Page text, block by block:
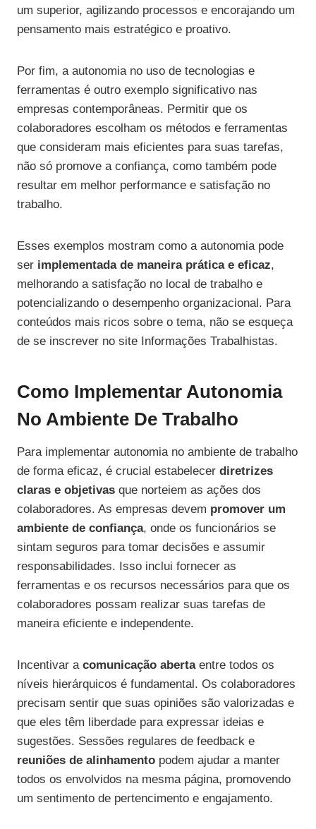
um superior, agilizando processos e encorajando um
pensamento mais estratégico e proativo.
Por fim, a autonomia no uso de tecnologias e
ferramentas é outro exemplo significativo nas
empresas contemporâneas. Permitir que os
colaboradores escolham os métodos e ferramentas
que consideram mais eficientes para suas tarefas,
não só promove a confiança, como também pode
resultar em melhor performance e satisfação no
trabalho.
Esses exemplos mostram como a autonomia pode
ser implementada de maneira prática e eficaz,
melhorando a satisfação no local de trabalho e
potencializando o desempenho organizacional. Para
conteúdos mais ricos sobre o tema, não se esqueça
de se inscrever no site Informações Trabalhistas.
Como Implementar Autonomia
No Ambiente De Trabalho
Para implementar autonomia no ambiente de trabalho
de forma eficaz, é crucial estabelecer diretrizes
claras e objetivas que norteiem as ações dos
colaboradores. As empresas devem promover um
ambiente de confiança, onde os funcionários se
sintam seguros para tomar decisões e assumir
responsabilidades. Isso inclui fornecer as
ferramentas e os recursos necessários para que os
colaboradores possam realizar suas tarefas de
maneira eficiente e independente.
Incentivar a comunicação abertaentre todos os
níveis hierárquicos é fundamental. Os colaboradores
precisam sentir que suas opiniões são valorizadas e
que eles têm liberdade para expressar ideias e
sugestões. Sessões regulares de feedback e
reuniões de alinhamento podem ajudar a manter
todos os envolvidos na mesma página, promovendo
um sentimento de pertencimento e engajamento.